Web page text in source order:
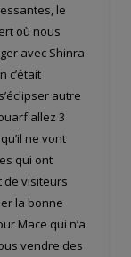
le
où nous
avec Shinra
c’était
autre
allez 3
ne vont
qui ont
de visiteurs
la bonne
Mace qui n’a
vendre des